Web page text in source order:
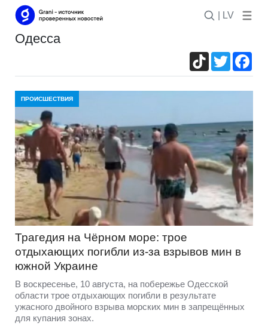
| LV
одесса
TikTokTwitter
ПРОИСШЕСТВИЯ
Трагедия на Чёрном море: трое
отдыхающих погибли из-за взрывов мин в
южной Украине
В воскресенье, 10 августа, на побережье Одесской
области трое отдыхающих погибли в результате
ужасного двойного взрыва морских мин в запрещённых
для купания зонах.